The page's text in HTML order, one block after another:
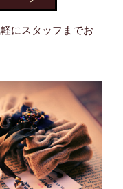
にスタッフまでお